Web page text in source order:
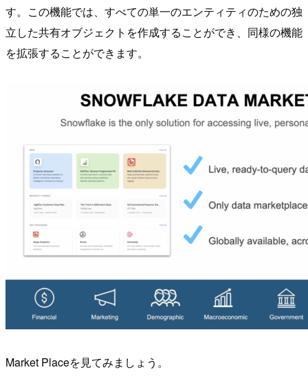
す。この機能では、すべての単一のエンティティのための独
立した共有オブジェクトを作成することができ、同様の機能
を拡張することができます。
Market Placeを見てみましょう。